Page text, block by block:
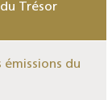
Trésor
émissions du